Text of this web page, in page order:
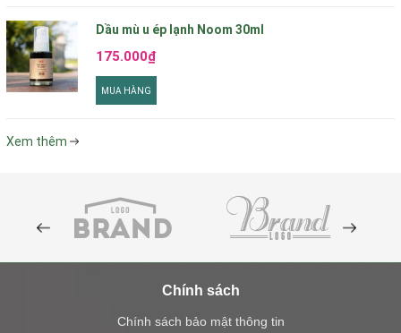
Dầu mù u ép lạnh Noom 30ml
175.000₫
MUA HÀNG
Xem thêm
Chính sách
Chính sách bảo mật thông tin